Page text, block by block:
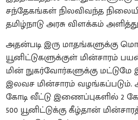
சந்தேகங்கள் நிலவிவந்த
தமிழ்நாடு அரசு விளக்கம்
அதன்படி இரு மாதங்களுக்கு
யூனிட்டுகளுக்குள் மின்சாரம்
மின் நுகர்வோர்களுக்கு மட்டுமே
இலவச மின்சாரம் வழங்கப்படும்.
கோடி வீட்டு இணைப்புகளில் 2
500 யூனிட்டுக்கு கீழ்தான்